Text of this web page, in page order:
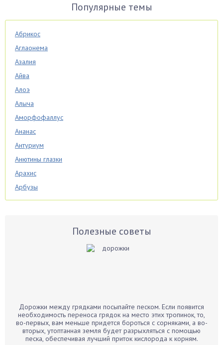
Популярные темы
Абрикос
Аглаонема
Азалия
Айва
Алоэ
Алыча
Аморфофаллус
Ананас
Антуриум
Анютины глазки
Арахис
Арбузы
Аспарагус
Бархатцы
Бегония
Белые грибы
Полезные советы
Дорожки между грядками посыпайте песком. Если появится
необходимость переноса грядок на место этих тропинок, то,
во-первых, вам меньше придется бороться с сорняками, а во-
вторых, утоптанная земля будет разрыхляться с помощью
песка, обеспечивая лучший приток кислорода к корням.